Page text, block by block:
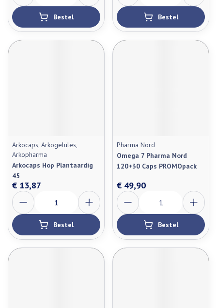
Bestel Bestel
Arkocaps, Arkogelules,
Arkopharma
Arkocaps Hop Plantaardig
45
€ 13,87
Aantal
Bestel
Pharma Nord
Omega 7 Pharma Nord
120+30 Caps PROMOpack
€ 49,90
Aantal
Bestel